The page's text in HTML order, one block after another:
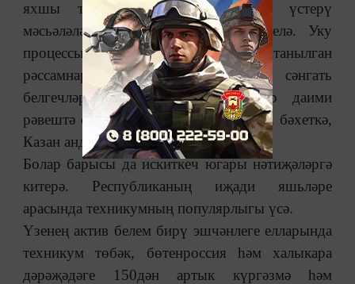
яхшы традицияләрен саклау һәм үстерү
мәсьәләләренә җитди игътибар бирелә. Уку
процессына тәҗрибәле педагоглар, танылган
рәссамнар һәм һөнәр осталары, сәнгать
белгечләре җәлеп ителә. Укучылар даими
рәвештә сәнгать күргәзмәләренә йөри, бәхеткә,
Казан андый чараларга бай.
Болар барысы да искиткеч югары нәтиҗәләргә
китерә. Республиканың иҗади яшьләре
арасында техникумның популярлыгы үсә.
Үзенең актив белем бирү эшчәнлеге елларында
техникум төбәк, бөтенроссия һәм халыкара
дәрәҗәдәге 150дән артык күргәзмә һәм